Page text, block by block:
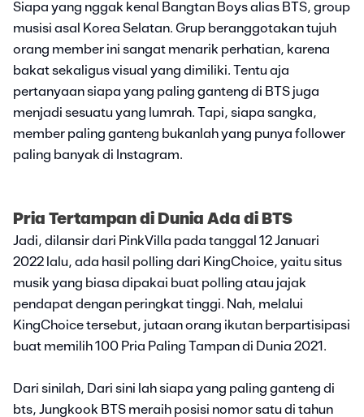
Siapa yang nggak kenal Bangtan Boys alias BTS, group
musisi asal Korea Selatan. Grup beranggotakan tujuh
orang member ini sangat menarik perhatian, karena
bakat sekaligus visual yang dimiliki. Tentu aja
pertanyaan siapa yang paling ganteng di BTS juga
menjadi sesuatu yang lumrah. Tapi, siapa sangka,
member paling ganteng bukanlah yang punya follower
paling banyak di Instagram.
Pria Tertampan di Dunia Ada di BTS
Jadi, dilansir dari PinkVilla pada tanggal 12 Januari
2022 lalu, ada hasil polling dari KingChoice, yaitu situs
musik yang biasa dipakai buat polling atau jajak
pendapat dengan peringkat tinggi. Nah, melalui
KingChoice tersebut, jutaan orang ikutan berpartisipasi
buat memilih 100 Pria Paling Tampan di Dunia 2021.
Dari sinilah, Dari sini lah siapa yang paling ganteng di
bts, Jungkook BTS meraih posisi nomor satu di tahun